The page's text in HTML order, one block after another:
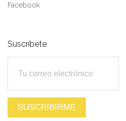
Facebook
Suscríbete